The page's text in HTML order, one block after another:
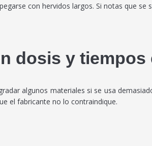
con hervidos largos. Si notas que
dosis y
algunos materiales si se usa
el fabricante no lo contraindique.